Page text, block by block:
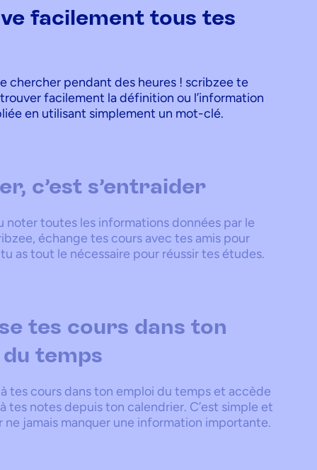
facilement tous tes
chercher pendant des heures ! scribzee te
facilement la définition ou l’information
en utilisant simplement un mot-clé.
c'est s'entraider
noter toutes les informations données par le
échange tes cours avec tes amis pour
tu as tout le nécessaire pour réussir tes études.
tes cours dans ton
temps
tes cours dans ton emploi du temps et accède
tes notes depuis ton calendrier. C’est simple et
ne jamais manquer une information importante.